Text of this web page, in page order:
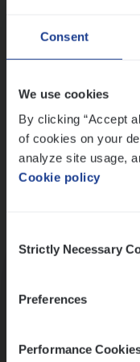
Consent
We use cookies
By clicking “Accept
of cookies on your
analyze site usage,
Cookie policy
Selection
Strictly Necessary
Preferences
Performance
Ons